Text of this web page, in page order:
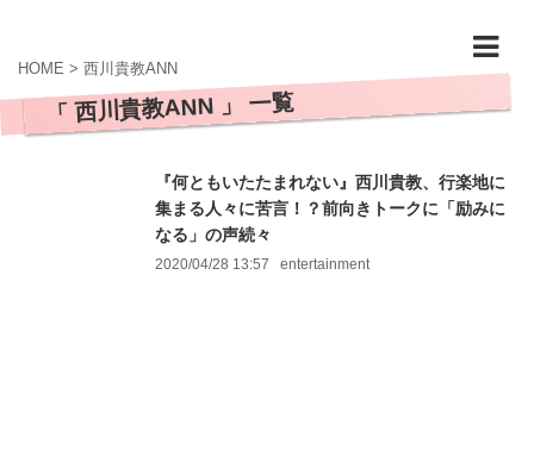
HOME > 西川貴教ANN
「 西川貴教ANN 」 一覧
『何ともいたたまれない』西川貴教、行楽地に
集まる人々に苦言！？前向きトークに「励みに
なる」の声続々
2020/04/28 13:57 entertainment